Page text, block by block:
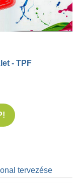
- TPF
tervezése